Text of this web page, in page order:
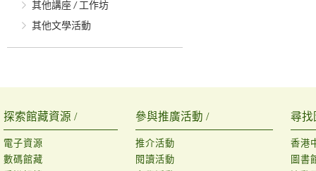
其他講座 / 工作坊
其他文學活動
探索館藏資源 /
電子資源
數碼館藏
參與推廣活動 /
推介活動
閱讀活動
尋找
香港
圖書